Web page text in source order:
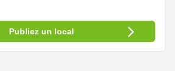
Publiez un local